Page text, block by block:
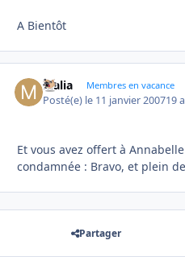
A Bientôt
Malia Membres en vacance
Posté(e) le 11 janvier 200719 a
Et vous avez offert à
condamnée : Bravo, et plein
Partager